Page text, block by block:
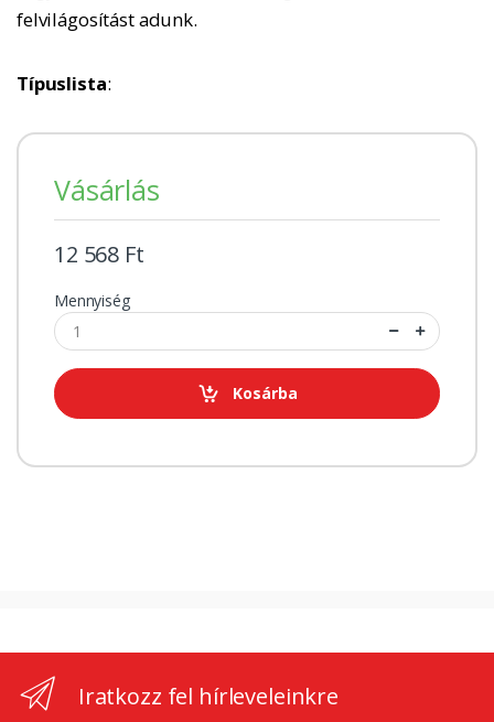
felvilágosítást adunk.
Típuslista:
Vásárlás
12 568 Ft
Mennyiség
Kosárba
Iratkozz fel hírleveleinkre